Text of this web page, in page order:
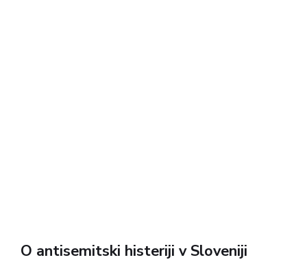
O antisemitski histeriji v Sloveniji